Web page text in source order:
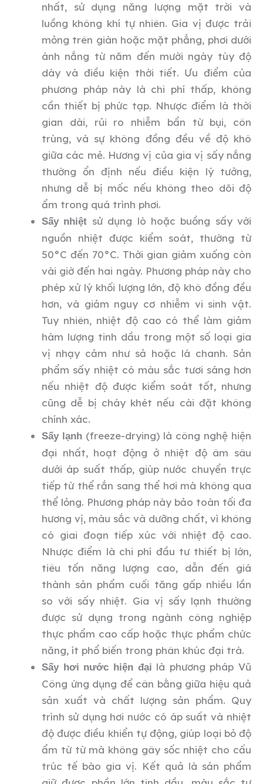
nhất, sử dụng năng lượng mặt trời và
luồng không khí tự nhiên. Gia vị được trải
mỏng trên giàn hoặc mặt phẳng, phơi dưới
ánh nắng từ năm đến mười ngày tùy độ
dày và điều kiện thời tiết. Ưu điểm của
phương pháp này là chi phí thấp, không
cần thiết bị phức tạp. Nhược điểm là thời
gian dài, rủi ro nhiễm bẩn từ bụi, côn
trùng, và sự không đồng đều về độ khô
giữa các mẻ. Hương vị của gia vị sấy nắng
thường ổn định nếu điều kiện lý tưởng,
nhưng dễ bị mốc nếu không theo dõi độ
ẩm trong quá trình phơi.
Sấy nhiệt sử dụng lò hoặc buồng sấy với
nguồn nhiệt được kiểm soát, thường từ
50°C đến 70°C. Thời gian giảm xuống còn
vài giờ đến hai ngày. Phương pháp này cho
phép xử lý khối lượng lớn, độ khô đồng đều
hơn, và giảm nguy cơ nhiễm vi sinh vật.
Tuy nhiên, nhiệt độ cao có thể làm giảm
hàm lượng tinh dầu trong một số loại gia
vị nhạy cảm như sả hoặc lá chanh. Sản
phẩm sấy nhiệt có màu sắc tươi sáng hơn
nếu nhiệt độ được kiểm soát tốt, nhưng
cũng dễ bị cháy khét nếu cài đặt không
chính xác.
Sấy lạnh (freeze-drying) là công nghệ hiện
đại nhất, hoạt động ở nhiệt độ âm sâu
dưới áp suất thấp, giúp nước chuyển trực
tiếp từ thể rắn sang thể hơi mà không qua
thể lỏng. Phương pháp này bảo toàn tối đa
hương vị, màu sắc và dưỡng chất, vì không
có giai đoạn tiếp xúc với nhiệt độ cao.
Nhược điểm là chi phí đầu tư thiết bị lớn,
tiêu tốn năng lượng cao, dẫn đến giá
thành sản phẩm cuối tăng gấp nhiều lần
so với sấy nhiệt. Gia vị sấy lạnh thường
được sử dụng trong ngành công nghiệp
thực phẩm cao cấp hoặc thực phẩm chức
năng, ít phổ biến trong phân khúc đại trà.
Sấy hơi nước hiện đại là phương pháp Vũ
Công ứng dụng để cân bằng giữa hiệu quả
sản xuất và chất lượng sản phẩm. Quy
trình sử dụng hơi nước có áp suất và nhiệt
độ được điều khiển tự động, giúp loại bỏ độ
ẩm từ từ mà không gây sốc nhiệt cho cấu
trúc tế bào gia vị. Kết quả là sản phẩm